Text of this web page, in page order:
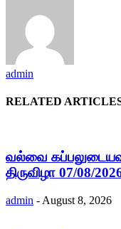
admin
RELATED
வல்வை
திருவிழா 07/08/
admin - August 8, 2026